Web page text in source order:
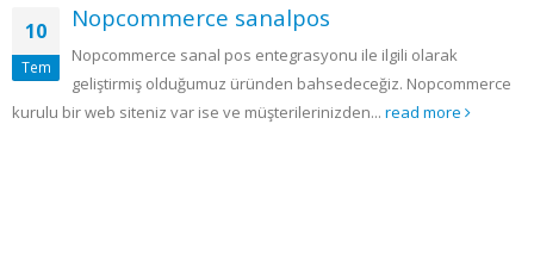
10
Tem
Nopcommerce sanalpos
Nopcommerce sanal pos entegrasyonu ile ilgili olarak
geliştirmiş olduğumuz üründen bahsedeceğiz. Nopcommerce
kurulu bir web siteniz var ise ve müşterilerinizden...read more